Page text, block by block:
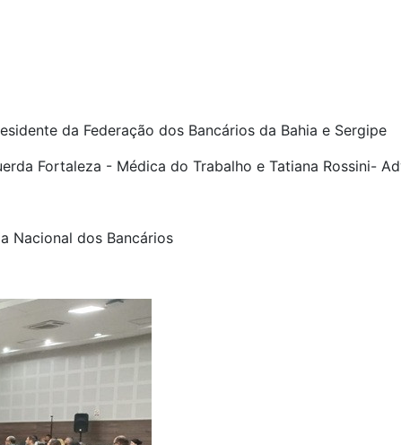
da Federação dos Bancários da Bahia e Sergipe
Fortaleza - Médica do Trabalho e Tatiana Rossini-
Nacional dos Bancários